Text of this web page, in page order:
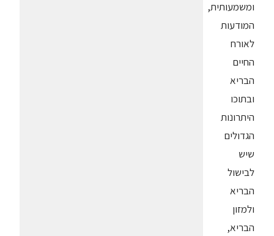
ומשמעותית,
המודעות
לאורח
החיים
הבריא
ובתוכו
היתרונות
הגדולים
שיש
לבישול
הבריא
ולמזון
הבריא,